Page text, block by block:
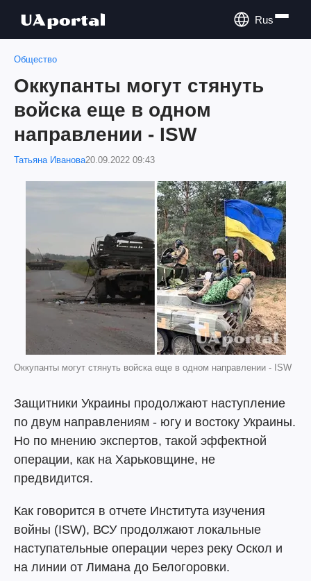
Rus
Общество
Оккупанты могут стянуть
войска еще в одном
направлении - ISW
Татьяна Иванова20.09.2022 09:43
Оккупанты могут стянуть войска еще в одном направлении - ISW
Защитники Украины продолжают наступление
по двум направлениям - югу и востоку Украины.
Но по мнению экспертов, такой эффектной
операции, как на Харьковщине, не
предвидится.
Как говорится в отчете Института изучения
войны (ISW), ВСУ продолжают локальные
наступательные операции через реку Оскол и
на линии от Лимана до Белогоровки.